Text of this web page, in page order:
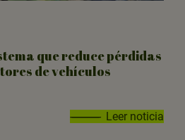
que reduce pérdidas
de vehículos
Leer noticia